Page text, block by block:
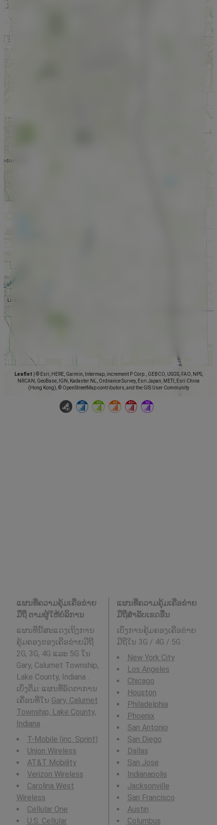
Leaflet
© Esri, HERE, Garmin, Intermap, increment P Corp., GEBCO, USGS, FAO, NPS,
NRCAN, GeoBase, IGN, Kadaster NL, Ordnance Survey, Esri Japan, METI, Esri China
(Hong Kong), © OpenStreetMap contributors, and the GIS User Community
ແຜນທີ່ຄວາມຄຸ້ມເຄືອຂ່າຍ
ມືຖື ຕາມຜູ້ໃຫ້ບໍລິການ
ແຜນທີ່ນີ້ສະແດງເຖິງການ
ຄຸ້ມຄອງຂອງເຄືອຂ່າຍມືຖື
2G, 3G, 4G ແລະ 5G ໃນ
Gary, Calumet Township,
Lake County, Indiana .
ເບິ່ງຕື່ມ: ແຜນທີ່ອັດຕາການ
ເຄື່ອນທີ່ໃນ Gary, Calumet
Township, Lake County,
Indiana .
T-Mobile (inc. Sprint)
Union Wireless
AT&T Mobility
Verizon Wireless
Carolina West
Wireless
Cellular One
U.S. Cellular
ແຜນທີ່ຄວາມຄຸ້ມເຄືອຂ່າຍ
ມືຖືສໍາລັບເຂດອື່ນ
ເບິ່ງການຄຸ້ມຄອງເຄືອຂ່າຍ
ມືຖືໃນ 3G / 4G / 5G :
New York City
Los Angeles
Chicago
Houston
Philadelphia
Phoenix
San Antonio
San Diego
Dallas
San Jose
Indianapolis
Jacksonville
San Francisco
Austin
Columbus